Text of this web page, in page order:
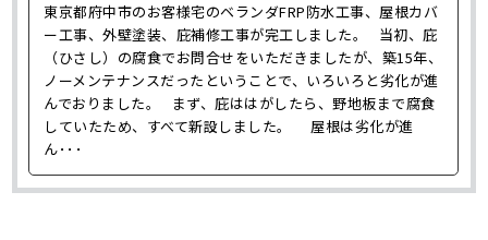
東京都府中市のお客様宅のベランダFRP防水工事、屋根カバ
ー工事、外壁塗装、庇補修工事が完工しました。 当初、庇
（ひさし）の腐食でお問合せをいただきましたが、築15年、
ノーメンテナンスだったということで、いろいろと劣化が進
んでおりました。 まず、庇ははがしたら、野地板まで腐食
していたため、すべて新設しました。 屋根は劣化が進
ん･･･